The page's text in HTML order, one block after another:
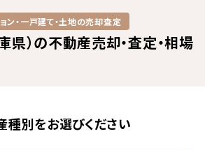
ン・一戸建て・土地の売却査定
県）の不動産売却・査定・相場
種別をお選びください